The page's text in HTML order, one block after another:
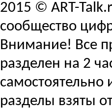
2015 © ART-
сообщество
Внимание! Все
разделен на 2
самостоятельно
разделы взяты